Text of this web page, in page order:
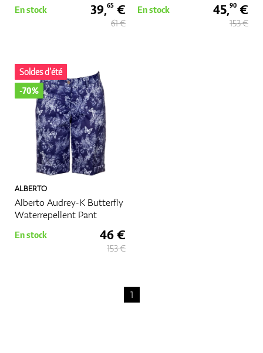
En stock 39,65 €
61 €
En stock 45,90 €
153 €
ALBERTO
Alberto Audrey-K Butterfly
Waterrepellent Pant
Soldes d’été
-70%
En stock 46 €
153 €
1